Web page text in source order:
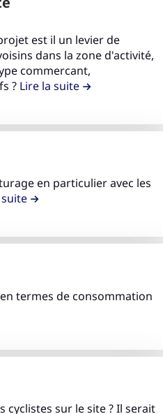
est il un levier de
dans la zone d'activité,
commercant,
? Lire la suite de la
en particulier avec les
de la contribution La
termes de consommation
environnement
cyclistes sur le site ? Il serait